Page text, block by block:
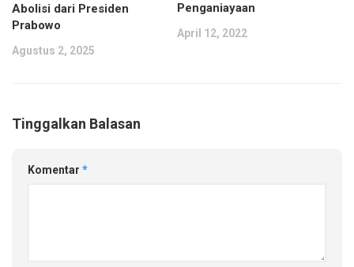
Abolisi dari Presiden
Prabowo
Agustus 2, 2025
Penganiayaan
April 12, 2022
Tinggalkan Balasan
Komentar *